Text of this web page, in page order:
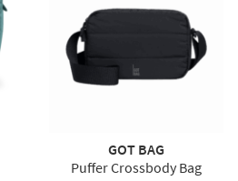
GOT BAG
Puffer Crossbody Bag